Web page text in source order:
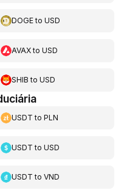
DOGEtoUSD
AVAXtoUSD
SHIB toUSD
USDT toPLN
USDT toUSD
USDT toVND